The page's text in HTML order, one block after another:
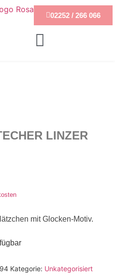
02252 / 266 066
LINZER
mit Glocken-Motiv.
Kategorie: Unkategorisiert